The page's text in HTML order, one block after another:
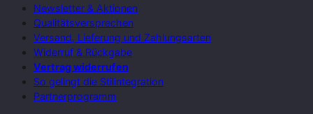
Newsletter & Aktionen
Qualitätsversprechen
Versand, Lieferung und Zahlungsarten
Widerruf & Rückgabe
Vertrag widerrufen
So gelingt die Stilintegration
Partnerprogramm